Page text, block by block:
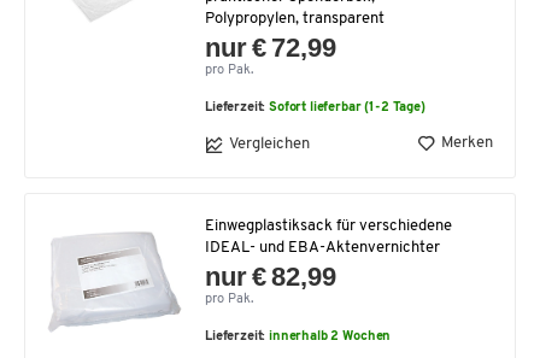
Polypropylen, transparent
nur € 72,99
pro Pak.
Lieferzeit:Sofort lieferbar (1-2 Tage)
Vergleichen Merken
Einwegplastiksack für verschiedene
IDEAL- und EBA-Aktenvernichter
nur € 82,99
pro Pak.
Lieferzeit:innerhalb 2 Wochen